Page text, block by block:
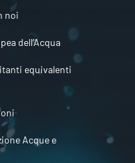
noi
dell’Acqua
equivalenti
Acque e